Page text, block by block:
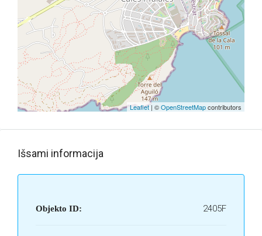
Leaflet | ©OpenStreetMapcontributors
Išsami informacija
Objekto ID: 2405F